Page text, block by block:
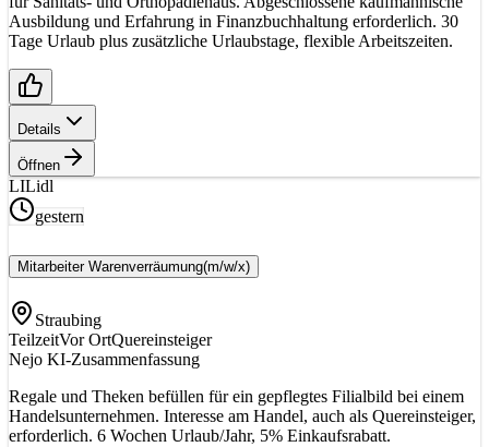
Ausbildung und Erfahrung in Finanzbuchhaltung erforderlich. 30
Tage Urlaub plus zusätzliche Urlaubstage, flexible Arbeitszeiten.
Details
Öffnen
LILidl
gestern
Mitarbeiter Warenverräumung(m/w/x)
Straubing
TeilzeitVor OrtQuereinsteiger
Nejo KI-Zusammenfassung
Regale und Theken befüllen für ein gepflegtes Filialbild bei einem
Handelsunternehmen. Interesse am Handel, auch als Quereinsteiger,
erforderlich. 6 Wochen Urlaub/Jahr, 5% Einkaufsrabatt.